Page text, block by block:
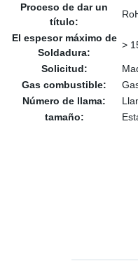
Proceso de dar un
título:
El espesor máximo de
Soldadura:
>
Solicitud:
Gas combustible:
Número de llama:
tamaño: